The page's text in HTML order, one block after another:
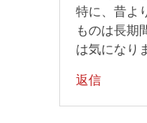
特に、昔よ
ものは長期
は気になり
返信